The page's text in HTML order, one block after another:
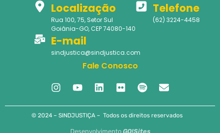
Localização
Rua 100, 75, Setor Sul
Goiânia-GO, CEP 74080-140
Telefone
(62) 3224-4458
E-mail
sindjustica@sindjustica.com
Fale Conosco
© 2024 – SINDJUSTIÇA – Todos os direitos reservados
Desenvolvimento GO!Sites